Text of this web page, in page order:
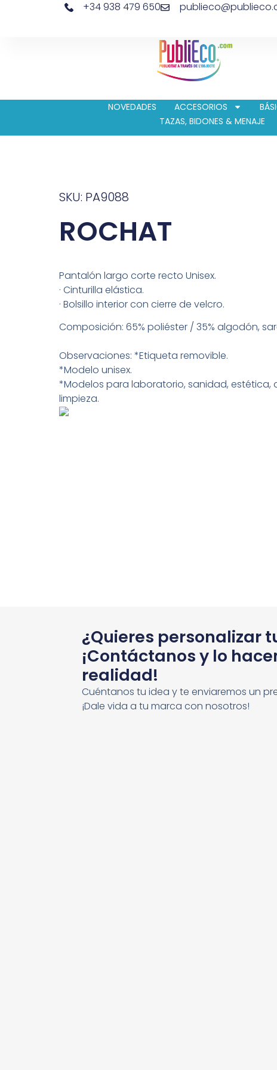
+34 938 479 650
NOVEDADES ACCESORIOS
TAZAS, BIDONES & MENAJE
SKU: PA9088
ROCHAT
Pantalón largo corte recto Unisex.
· Cinturilla elástica.
· Bolsillo interior con cierre de velcro.
Composición: 65% poliéster / 35% algodón,
Observaciones: *Etiqueta removible.
*Modelo unisex.
*Modelos para laboratorio, sanidad, estética,
limpieza.
¿Quieres personalizar
¡Contáctanos y lo
realidad!
Cuéntanos tu idea y te enviaremos un
¡Dale vida a tu marca con nosotros!